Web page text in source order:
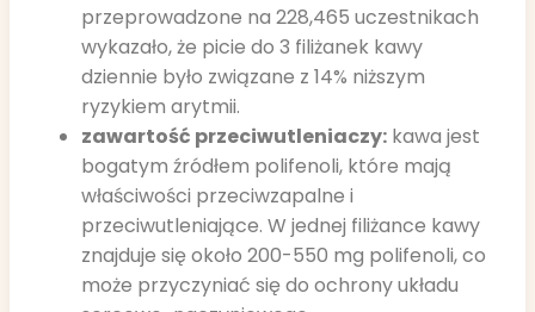
przeprowadzone na 228,465 uczestnikach
wykazało, że picie do 3 filiżanek kawy
dziennie było związane z 14% niższym
ryzykiem arytmii.
zawartość przeciwutleniaczy: kawa jest
bogatym źródłem polifenoli, które mają
właściwości przeciwzapalne i
przeciwutleniające. W jednej filiżance kawy
znajduje się około 200-550 mg polifenoli, co
może przyczyniać się do ochrony układu